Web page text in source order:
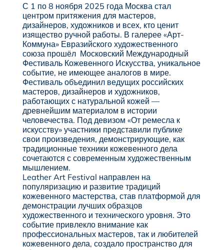
С 1 по 8 ноября 2025 года Москва стал
центром притяжения для мастеров,
дизайнеров, художников и всех, кто ценит
изящество ручной работы. В галерее «Арт-
Коммуна» Евразийского художественного
союза прошёл Московский Международный
Фестиваль Кожевенного Искусства, уникальное
событие, не имеющее аналогов в мире.
Фестиваль объединил ведущих российских
мастеров, дизайнеров и художников,
работающих с натуральной кожей —
древнейшим материалом в истории
человечества. Под девизом «От ремесла к
искусству» участники представили публике
свои произведения, демонстрирующие, как
традиционные техники кожевенного дела
сочетаются с современным художественным
мышлением.
Leather Art Festival направлен на
популяризацию и развитие традиций
кожевенного мастерства, став платформой для
демонстрации лучших образцов
художественного и технического уровня. Это
событие привлекло внимание как
профессиональных мастеров, так и любителей
кожевенного дела, создало пространство для